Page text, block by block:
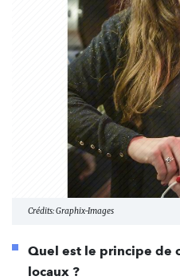
Crédits: Graphix-Images
Quel est le principe de
locaux ?